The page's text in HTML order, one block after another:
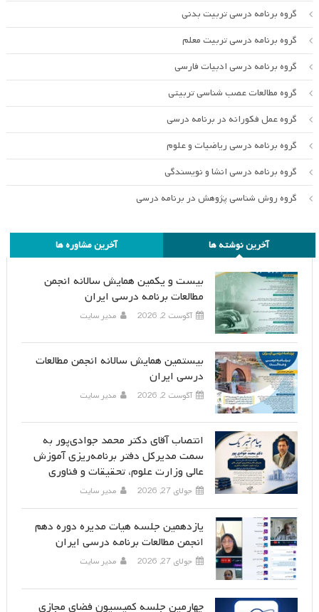
گروه برنامه درسی تربیت بدنی
گروه برنامه درسی تربیت معلم
گروه برنامه درسی ادبیات فارسی
گروه مطالعات عصب شناسی تربیتی
گروه عمل فکورانه در برنامه درسی
گروه برنامه درسی ریاضیات و علوم
گروه برنامه درسی انشا و نویسندگی
گروه روش شناسی پژوهش در برنامه درسی
آخرین نوشته ها آخرین مشاوره ها
بیست و یکمین همایش سالانه انجمن
مطالعات برنامه درسی ایران
آگوست 2, 2026 مدیر سایت
بیستمین همایش سالانه انجمن مطالعات
درسی ایران
آگوست 2, 2026 مدیر سایت
انتصاب آقای دکتر محمد جوادی‌پور به
سمت مدیرکل دفتر برنامه‌ریزی آموزش
عالی وزارت علوم، تحقیقات و فناوری
جولای 27, 2026 مدیر سایت
یازدهمین جلسه هیات مدیره دوره دهم
انجمن مطالعات برنامه درسی ایران
جولای 27, 2026 مدیر سایت
چهارمین جلسه کمیسیون فضای مجازی